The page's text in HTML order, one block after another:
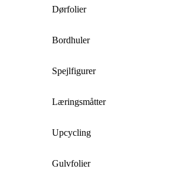
Dørfolier
Bordhuler
Spejlfigurer
Læringsmåtter
Upcycling
Gulvfolier